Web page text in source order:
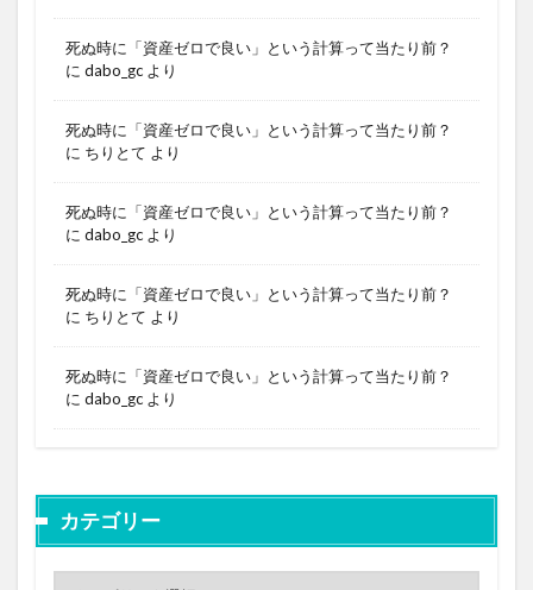
死ぬ時に「資産ゼロで良い」という計算って当たり前？
に dabo_gc より
死ぬ時に「資産ゼロで良い」という計算って当たり前？
に ちりとて より
死ぬ時に「資産ゼロで良い」という計算って当たり前？
に dabo_gc より
死ぬ時に「資産ゼロで良い」という計算って当たり前？
に ちりとて より
死ぬ時に「資産ゼロで良い」という計算って当たり前？
に dabo_gc より
カテゴリー